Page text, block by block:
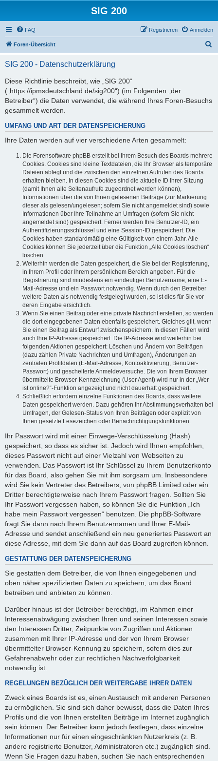
SIG 200
FAQ Anmelden
Registrieren
Foren-Übersicht
SIG 200 - Datenschutzerklärung
Diese Richtlinie beschreibt, wie „SIG 200“
(„https://ipmsdeutschland.de/sig200“) (im Folgenden „der
Betreiber“) die Daten verwendet, die während Ihres Foren-Besuchs
gesammelt werden.
UMFANG UND ART DER DATENSPEICHERUNG
Ihre Daten werden auf vier verschiedene Arten gesammelt:
Die Forensoftware phpBB erstellt bei Ihrem Besuch des Boards mehrere
Cookies. Cookies sind kleine Textdateien, die Ihr Browser als temporäre
Dateien ablegt und die zwischen den einzelnen Aufrufen des Boards
erhalten bleiben. In diesen Cookies sind die aktuelle ID Ihrer Sitzung
(damit Ihnen alle Seitenaufrufe zugeordnet werden können),
Informationen über die von Ihnen gelesenen Beiträge (zur Markierung
dieser als gelesen/ungelesen; sofern Sie nicht angemeldet sind) sowie
Informationen über Ihre Teilnahme an Umfragen (sofern Sie nicht
angemeldet sind) gespeichert. Ferner werden Ihre Benutzer-ID, ein
Authentifizierungsschlüssel und eine Session-ID gespeichert. Die
Cookies haben standardmäßig eine Gültigkeit von einem Jahr. Alle
Cookies können Sie jederzeit über die Funktion „Alle Cookies löschen“
löschen.
Weiterhin werden die Daten gespeichert, die Sie bei der Registrierung,
in Ihrem Profil oder Ihrem persönlichem Bereich angeben. Für die
Registrierung sind mindestens ein eindeutiger Benutzername, eine E-
Mail-Adresse und ein Passwort notwendig. Wenn durch den Betreiber
weitere Daten als notwendig festgelegt wurden, so ist dies für Sie vor
deren Eingabe ersichtlich.
Wenn Sie einen Beitrag oder eine private Nachricht erstellen, so werden
die dort eingegebenen Daten ebenfalls gespeichert. Gleiches gilt, wenn
Sie einen Beitrag als Entwurf zwischenspeichern. In diesen Fällen wird
auch Ihre IP-Adresse gespeichert. Die IP-Adresse wird weiterhin bei
folgenden Aktionen gespeichert: Löschen und Ändern von Beiträgen
(dazu zählen Private Nachrichten und Umfragen), Änderungen an
zentralen Profildaten (E-Mail-Adresse, Kontoaktivierung, Benutzer-
Passwort) und gescheiterte Anmeldeversuche. Die von Ihrem Browser
übermittelte Browser-Kennzeichnung (User Agent) wird nur in der „Wer
ist online?“-Funktion angezeigt und nicht dauerhaft gespeichert.
Schließlich erfordern einzelne Funktionen des Boards, dass weitere
Daten gespeichert werden. Dazu gehören Ihr Abstimmungsverhalten bei
Umfragen, der Gelesen-Status von Ihren Beiträgen oder explizit von
Ihnen gesetzte Lesezeichen oder Benachrichtigungsfunktionen.
Ihr Passwort wird mit einer Einwege-Verschlüsselung (Hash)
gespeichert, so dass es sicher ist. Jedoch wird Ihnen empfohlen,
dieses Passwort nicht auf einer Vielzahl von Webseiten zu
verwenden. Das Passwort ist Ihr Schlüssel zu Ihrem Benutzerkonto
für das Board, also gehen Sie mit ihm sorgsam um. Insbesondere
wird Sie kein Vertreter des Betreibers, von phpBB Limited oder ein
Dritter berechtigterweise nach Ihrem Passwort fragen. Sollten Sie
Ihr Passwort vergessen haben, so können Sie die Funktion „Ich
habe mein Passwort vergessen“ benutzen. Die phpBB-Software
fragt Sie dann nach Ihrem Benutzernamen und Ihrer E-Mail-
Adresse und sendet anschließend ein neu generiertes Passwort an
diese Adresse, mit dem Sie dann auf das Board zugreifen können.
GESTATTUNG DER DATENSPEICHERUNG
Sie gestatten dem Betreiber, die von Ihnen eingegebenen und
oben näher spezifizierten Daten zu speichern, um das Board
betreiben und anbieten zu können.
Darüber hinaus ist der Betreiber berechtigt, im Rahmen einer
Interessenabwägung zwischen Ihren und seinen Interessen sowie
den Interessen Dritter, Zeitpunkte von Zugriffen und Aktionen
zusammen mit Ihrer IP-Adresse und der von Ihrem Browser
übermittelter Browser-Kennung zu speichern, sofern dies zur
Gefahrenabwehr oder zur rechtlichen Nachverfolgbarkeit
notwendig ist.
REGELUNGEN BEZÜGLICH DER WEITERGABE IHRER DATEN
Zweck eines Boards ist es, einen Austausch mit anderen Personen
zu ermöglichen. Sie sind sich daher bewusst, dass die Daten Ihres
Profils und die von Ihnen erstellten Beiträge im Internet zugänglich
sein können. Der Betreiber kann jedoch festlegen, dass einzelne
Informationen nur für einen eingeschränkten Nutzerkreis (z. B.
andere registrierte Benutzer, Administratoren etc.) zugänglich sind.
Wenn Sie Fragen dazu haben, suchen Sie nach entsprechenden